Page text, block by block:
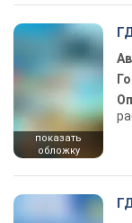
показать
обложку